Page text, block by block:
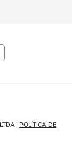
| POLÍTICA DE